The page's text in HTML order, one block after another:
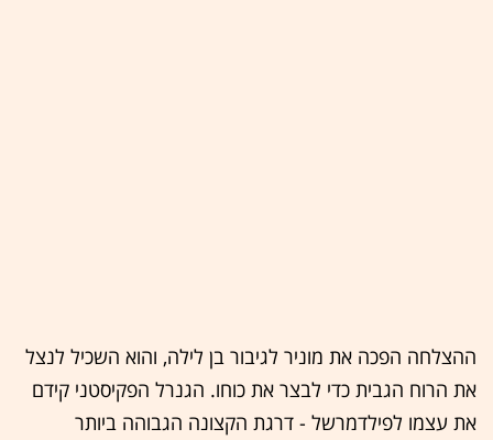
ההצלחה הפכה את מוניר לגיבור בן לילה, והוא השכיל לנצל
את הרוח הגבית כדי לבצר את כוחו. הגנרל הפקיסטני קידם
את עצמו לפילדמרשל - דרגת הקצונה הגבוהה ביותר